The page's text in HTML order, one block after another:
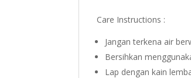
Care Instructions :
Jangan terkena air
Bersihkan
Lap dengan kain